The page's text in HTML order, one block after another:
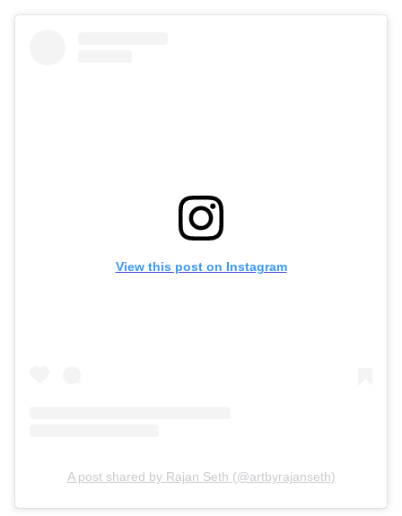
View this post on Instagram
A post shared by Rajan Seth (@artbyrajanseth)